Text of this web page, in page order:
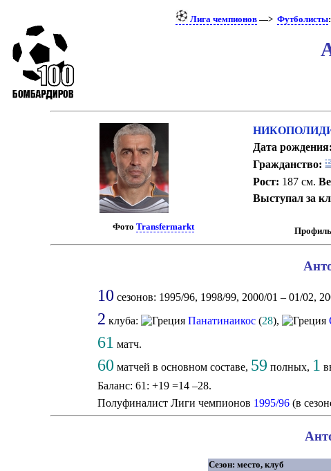
Лига чемпионов —>Футболисты
ФотоTransfermarkt
Дата рождения:
Гражданство:
Рост: 187 см.
Выступал за
10 сезонов: 1995/96, 1998/99, 2000/01 – 01/02,
2 клуба: Панатинаикос(28),
61 матч.
60 матчей в основном составе, 59 полных, 1
Баланс: 61: +19 =14 –28.
Полуфиналист Лиги чемпионов 1995/96(в
Сезон: место, клуб